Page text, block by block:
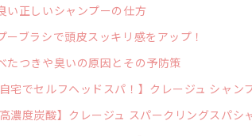
い正しいシャンプーの仕方
ーブラシで頭皮スッキリ感をアップ！
たつきや臭いの原因とその予防策
自宅でセルフヘッドスパ！】クレージュ シャン
高濃度炭酸】クレージュ スパークリングスパシ